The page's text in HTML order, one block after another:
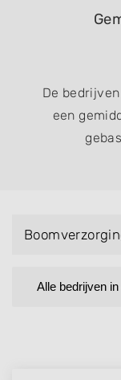
De
een
Alle bedrijven